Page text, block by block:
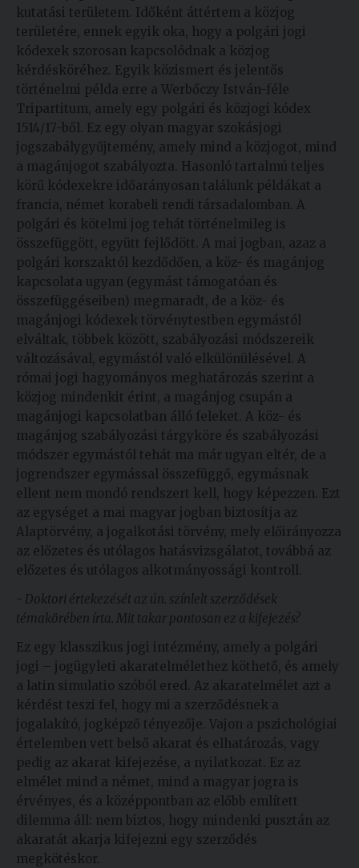
kutatási területem. Időként áttértem a közjog
területére, ennek egyik oka, hogy a polgári jogi
kódexek szorosan kapcsolódnak a közjog
kérdésköréhez. Egyik közismert és jelentős
történelmi példa erre a Werbőczy István-féle
Tripartitum, amely egy polgári és közjogi kódex
1514/17-ből. Ez egy olyan magyar szokásjogi
jogszabálygyűjtemény, amely mind a közjogot, mind
a magánjogot szabályozta. Hasonló tartalmú teljes
körű kódexekre időarányosan találunk példákat a
francia, német korabeli rendi társadalomban. A
polgári és kötelmi jog tehát történelmileg is
összefüggött, együtt fejlődött. A mai jogban, azaz a
polgári korszaktól kezdődően, a köz- és magánjog
kapcsolata ugyan (egymást támogatóan és
összefüggéseiben) megmaradt, de a köz- és
magánjogi kódexek törvénytestben egymástól
elváltak, többek között, szabályozási módszereik
változásával, egymástól való elkülönülésével. A
római jogi hagyományos meghatározás szerint a
közjog mindenkit érint, a magánjog csupán a
magánjogi kapcsolatban álló feleket. A köz- és
magánjog szabályozási tárgyköre és szabályozási
módszer egymástól tehát ma már ugyan eltér, de a
jogrendszer egymással összefüggő, egymásnak
ellent nem mondó rendszert kell, hogy képezzen. Ezt
az egységet a mai magyar jogban biztosítja az
Alaptörvény, a jogalkotási törvény, mely előirányozza
az előzetes és utólagos hatásvizsgálatot, továbbá az
előzetes és utólagos alkotmányossági kontroll.
- Doktori értekezését az ún. színlelt szerződések
témakörében írta. Mit takar pontosan ez a kifejezés?
Ez egy klasszikus jogi intézmény, amely a polgári
jogi – jogügyleti akaratelmélethez köthető, és amely
a latin simulatio szóból ered. Az akaratelmélet azt a
kérdést teszi fel, hogy mi a szerződésnek a
jogalakító, jogképző tényezője. Vajon a pszichológiai
értelemben vett belső akarat és elhatározás, vagy
pedig az akarat kifejezése, a nyilatkozat. Ez az
elmélet mind a német, mind a magyar jogra is
érvényes, és a középpontban az előbb említett
dilemma áll: nem biztos, hogy mindenki pusztán az
akaratát akarja kifejezni egy szerződés
megkötéskor.